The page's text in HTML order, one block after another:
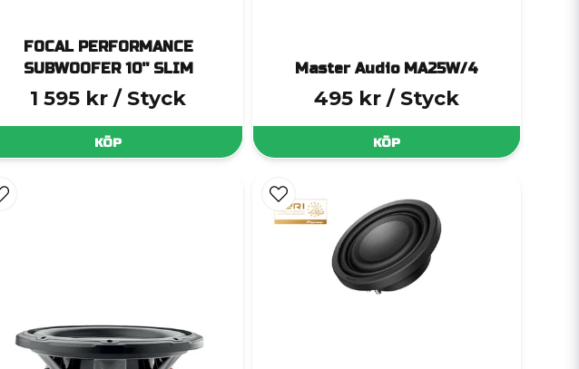
FOCAL PERFORMANCE
SUBWOOFER 10'' SLIM
1 595 kr / Styck
KÖP
Master Audio MA25W/4
495 kr / Styck
KÖP